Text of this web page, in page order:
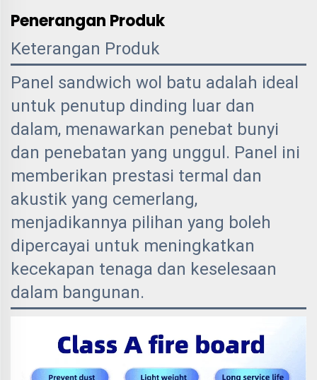
Penerangan Produk
Keterangan Produk
Panel sandwich wol batu adalah ideal
untuk penutup dinding luar dan
dalam, menawarkan penebat bunyi
dan penebatan yang unggul. Panel ini
memberikan prestasi termal dan
akustik yang cemerlang,
menjadikannya pilihan yang boleh
dipercayai untuk meningkatkan
kecekapan tenaga dan keselesaan
dalam bangunan.